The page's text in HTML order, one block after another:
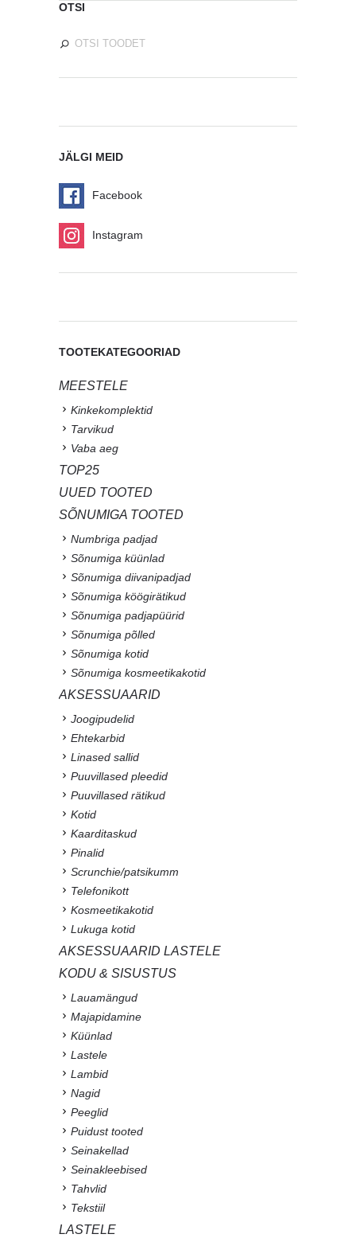
OTSI
JÄLGI MEID
Facebook
Instagram
TOOTEKATEGOORIAD
MEESTELE
Kinkekomplektid
Tarvikud
Vaba aeg
TOP25
UUED TOOTED
SÕNUMIGA TOOTED
Numbriga padjad
Sõnumiga küünlad
Sõnumiga diivanipadjad
Sõnumiga köögirätikud
Sõnumiga padjapüürid
Sõnumiga põlled
Sõnumiga kotid
Sõnumiga kosmeetikakotid
AKSESSUAARID
Joogipudelid
Ehtekarbid
Linased sallid
Puuvillased pleedid
Puuvillased rätikud
Kotid
Kaarditaskud
Pinalid
Scrunchie/patsikumm
Telefonikott
Kosmeetikakotid
Lukuga kotid
AKSESSUAARID LASTELE
KODU & SISUSTUS
Lauamängud
Majapidamine
Küünlad
Lastele
Lambid
Nagid
Peeglid
Puidust tooted
Seinakellad
Seinakleebised
Tahvlid
Tekstiil
LASTELE